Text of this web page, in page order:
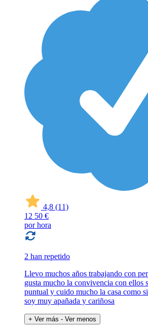
4,8 (11)
12 50 €
por hora
2 han repetido
Llevo muchos años trabajando con
gusta mucho la convivencia con ellos
puntual y cuido mucho la casa como
soy muy apañada y cariñosa
+ Ver más - Ver menos